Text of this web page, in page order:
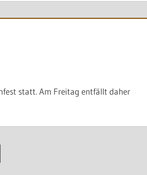
statt. Am Freitag entfällt daher